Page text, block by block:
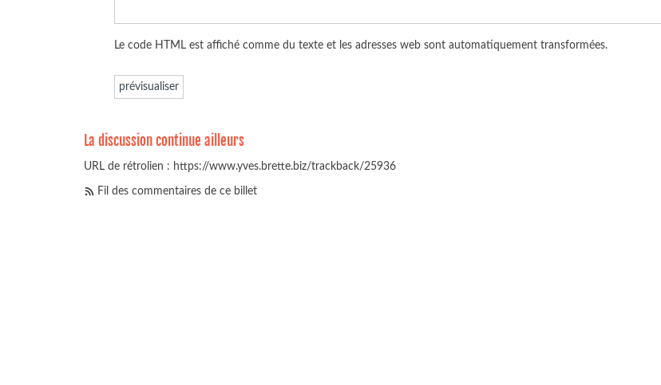
Le code HTML est affiché comme du texte et les adresses web sont automatiquement transformées.
La discussion continue ailleurs
URL de rétrolien : https://www.yves.brette.biz/trackback/25936
Fil des commentaires de ce billet